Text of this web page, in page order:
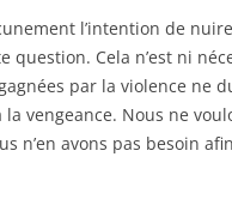
l’intention de
question. Cela n’est ni
par la violence ne
vengeance. Nous ne
n’en avons pas besoin